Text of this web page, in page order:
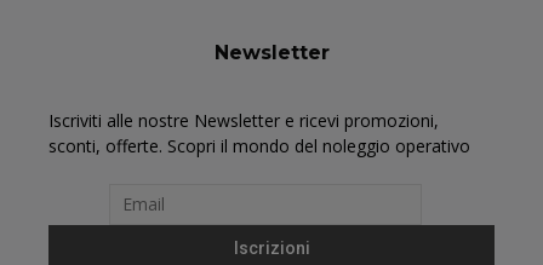
Newsletter
Iscriviti alle nostre Newsletter e ricevi promozioni,
sconti, offerte. Scopri il mondo del noleggio operativo